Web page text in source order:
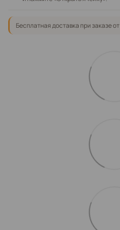
Бесплатная доставка при заказе от